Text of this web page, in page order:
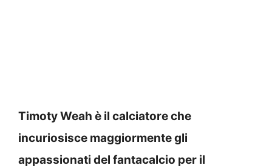
Timoty Weah è il calciatore che
incuriosisce maggiormente gli
appassionati del fantacalcio per il